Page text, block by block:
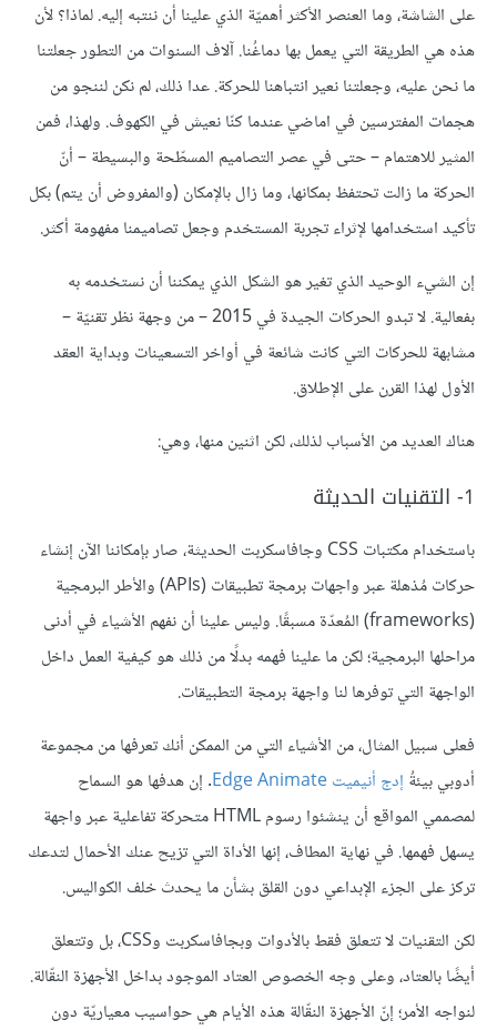
على الشاشة، وما العنصر الأكثر أهميّة الذي علينا أن ننتبه إليه. لماذا؟ لأن
هذه هي الطريقة التي يعمل بها دماغُنا. آلاف السنوات من التطور جعلتنا
ما نحن عليه، وجعلتنا نعير انتباهنا للحركة. عدا ذلك، لم نكن لننجو من
هجمات المفترسين في اماضي عندما كنّا نعيش في الكهوف. ولهذا، فمن
المثير للاهتمام – حتى في عصر التصاميم المسطّحة والبسيطة – أنّ
الحركة ما زالت تحتفظ بمكانها، وما زال بالإمكان (والمفروض أن يتم) بكل
تأكيد استخدامها لإثراء تجربة المستخدم وجعل تصاميمنا مفهومة أكثر.
إن الشيء الوحيد الذي تغير هو الشكل الذي يمكننا أن نستخدمه به
بفعالية. لا تبدو الحركات الجيدة في 2015 – من وجهة نظر تقنيّة –
مشابهة للحركات التي كانت شائعة في أواخر التسعينات وبداية العقد
الأول لهذا القرن على الإطلاق.
هناك العديد من الأسباب لذلك، لكن اثنين منها، وهي:
1- التقنيات الحديثة
باستخدام مكتبات CSS وجافاسكربت الحديثة، صار بإمكاننا الآن إنشاء
حركات مُذهلة عبر واجهات برمجة تطبيقات (APIs) والأطر البرمجية
(frameworks) المُعدّة مسبقًا. وليس علينا أن نفهم الأشياء في أدنى
مراحلها البرمجية؛ لكن ما علينا فهمه بدلًا من ذلك هو كيفية العمل داخل
الواجهة التي توفرها لنا واجهة برمجة التطبيقات.
فعلى سبيل المثال، من الأشياء التي من الممكن أنك تعرفها من مجموعة
أدوبي بيئةُ إدج أنيميتEdge Animate. إن هدفها هو السماح
لمصممي المواقع أن ينشئوا رسوم HTML متحركة تفاعلية عبر واجهة
يسهل فهمها. في نهاية المطاف، إنها الأداة التي تزيح عنك الأحمال لتدعك
تركز على الجزء الإبداعي دون القلق بشأن ما يحدث خلف الكواليس.
لكن التقنيات لا تتعلق فقط بالأدوات وبجافاسكربت وCSS، بل وتتعلق
أيضًا بالعتاد، وعلى وجه الخصوص العتاد الموجود بداخل الأجهزة النقّالة.
لنواجه الأمر؛ إنّ الأجهزة النقّالة هذه الأيام هي حواسيب معياريّة دون